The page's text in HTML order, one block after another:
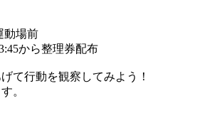
動場前
から整理券配布
て行動を観察してみよう！
。